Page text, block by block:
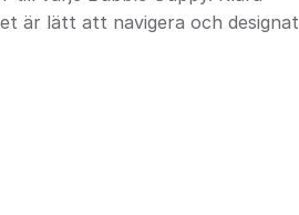
är lätt att navigera och designat